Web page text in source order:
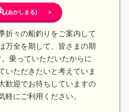
(あかしまる) >
折々の船釣りをご案内して
万全を期して、皆さまの期
乗っていただいたからに
いただきたいと考えていま
歓迎でお待ちしていますの
軽にご利用ください。